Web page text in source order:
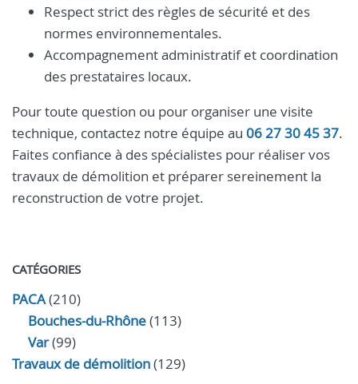
Respect strict des règles de sécurité et des
normes environnementales.
Accompagnement administratif et coordination
des prestataires locaux.
Pour toute question ou pour organiser une visite
technique, contactez notre équipe au 06 27 30 45 37.
Faites confiance à des spécialistes pour réaliser vos
travaux de démolition et préparer sereinement la
reconstruction de votre projet.
CATÉGORIES
PACA(210)
Bouches-du-Rhône(113)
Var(99)
Travaux de démolition(129)